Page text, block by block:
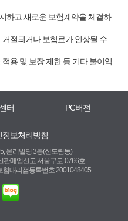
하고 새로운 보험계약을 체결하
절되거나 보험료가 인상될 수
용 및 보장 제한 등 기타 불이익
터 PC버전
정보처리방침
온리빌딩 3층(신도림동)
판매업신고 서울구로-0766호
험대리점등록번호 2001048405